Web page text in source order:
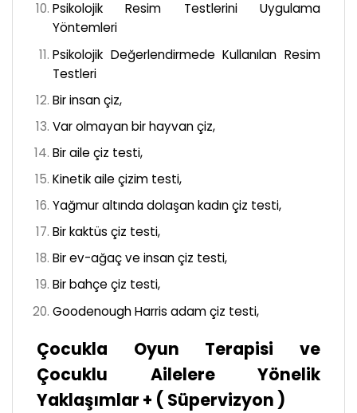
Psikolojik Resim Testlerini Uygulama
Yöntemleri
Psikolojik Değerlendirmede Kullanılan Resim
Testleri
Bir insan çiz,
Var olmayan bir hayvan çiz,
Bir aile çiz testi,
Kinetik aile çizim testi,
Yağmur altında dolaşan kadın çiz testi,
Bir kaktüs çiz testi,
Bir ev-ağaç ve insan çiz testi,
Bir bahçe çiz testi,
Goodenough Harris adam çiz testi,
Çocukla Oyun Terapisi ve
Çocuklu Ailelere Yönelik
Yaklaşımlar + ( Süpervizyon )